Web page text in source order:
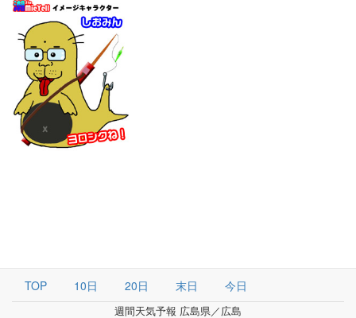
TOP 10日 20日 末日 今日
週間天気予報 広島県／広島